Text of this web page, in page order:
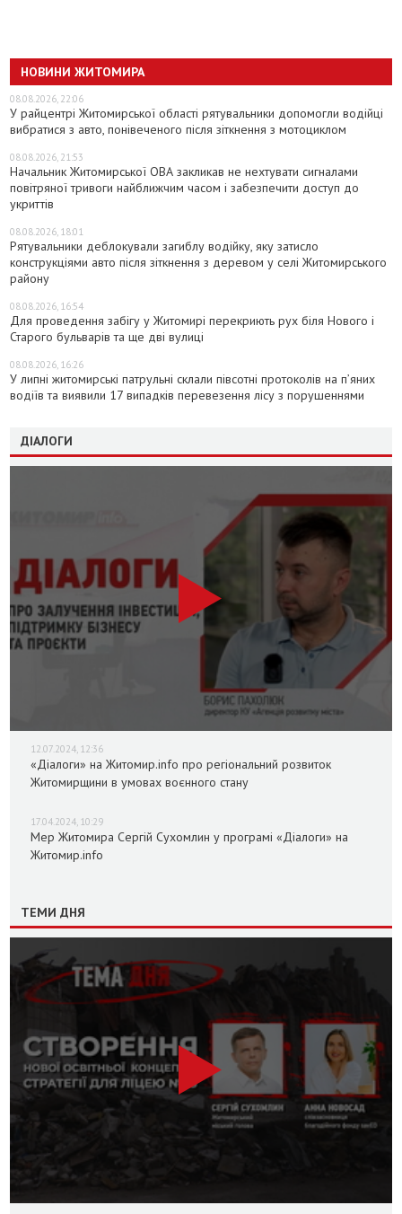
НОВИНИ ЖИТОМИРА
08.08.2026, 22:06
У райцентрі Житомирської області рятувальники допомогли водійці
вибратися з авто, понівеченого після зіткнення з мотоциклом
08.08.2026, 21:53
Начальник Житомирської ОВА закликав не нехтувати сигналами
повітряної тривоги найближчим часом і забезпечити доступ до
укриттів
08.08.2026, 18:01
Рятувальники деблокували загиблу водійку, яку затисло
конструкціями авто після зіткнення з деревом у селі Житомирського
району
08.08.2026, 16:54
Для проведення забігу у Житомирі перекриють рух біля Нового і
Старого бульварів та ще дві вулиці
08.08.2026, 16:26
У липні житомирські патрульні склали півсотні протоколів на пʼяних
водіїв та виявили 17 випадків перевезення лісу з порушеннями
ДІАЛОГИ
12.07.2024, 12:36
«Діалоги» на Житомир.info про регіональний розвиток
Житомирщини в умовах воєнного стану
17.04.2024, 10:29
Мер Житомира Сергій Сухомлин у програмі «Діалоги» на
Житомир.info
ТЕМИ ДНЯ